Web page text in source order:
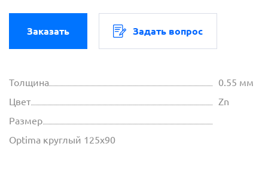
Заказать Задать вопрос
Толщина
0.55 мм
Цвет
Zn
Размер
Optima круглый 125х90